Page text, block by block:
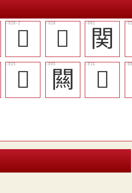
󶗃 󶖺 関
󶖷 闗 󶖸